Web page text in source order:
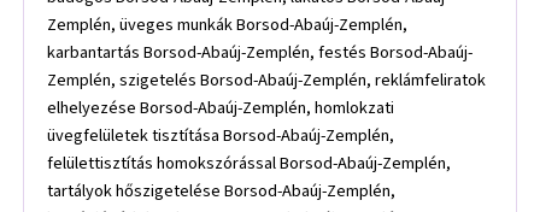
Zemplén, üveges munkák Borsod-Abaúj-Zemplén,
karbantartás Borsod-Abaúj-Zemplén, festés Borsod-Abaúj-
Zemplén, szigetelés Borsod-Abaúj-Zemplén, reklámfeliratok
elhelyezése Borsod-Abaúj-Zemplén, homlokzati
üvegfelületek tisztítása Borsod-Abaúj-Zemplén,
felülettisztítás homokszórással Borsod-Abaúj-Zemplén,
tartályok hőszigetelése Borsod-Abaúj-Zemplén,